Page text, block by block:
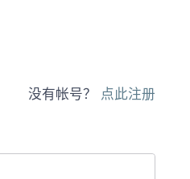
没有帐号？ 点此注册